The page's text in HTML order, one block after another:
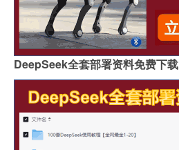
DeepSeek全套部署资料免费下载